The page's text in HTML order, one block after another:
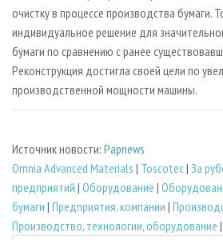
очистку в процессе производства бумаги.
индивидуальное решение для
бумаги по сравнению с ранее
Реконструкция достигла своей цели по
производственной мощности машины.
Источник новости: Papnews
Omnia Advanced Materials | Toscotec| За
предприятий | Оборудование |
бумаги | Предприятия, компании |
Производство, технологии, оборудование |